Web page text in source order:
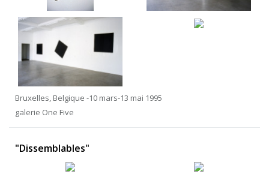
Bruxelles, Belgique -10 mars-13 mai 1995
galerie One Five
"Dissemblables"